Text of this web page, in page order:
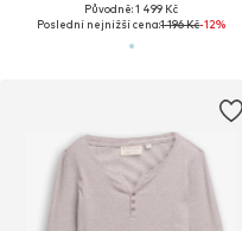
Původně: 1 499 Kč
Poslední nejnižší cena:1 196 Kč-12%